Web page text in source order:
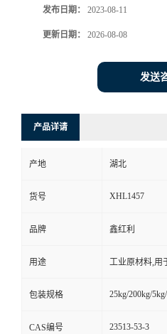
发布日期： 2023-08-11
更新日期： 2026-08-08
发送
产品详请
产地 湖北
货号 XHL1457
品牌 鑫红利
用途 工业原材料,用
包装规格 25kg/200kg/
CAS编号 23513-53-3